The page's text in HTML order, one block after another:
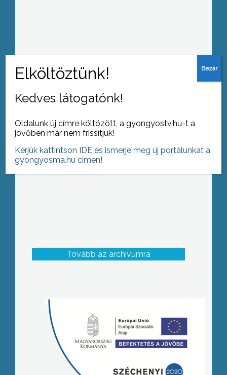
Tizenhat éve működik az Abasári
pontosan ennyi ideje erősíti az abasári
turizmust is
Tovább az archívumra
Kedves látogatónk!
Oldalunk új címre költözött, a gyongyostv.hu-t a
jövőben már nem frissítjük!
Kérjük kattintson IDE és ismerje meg új portálunkat a
gyongyosma.hu címen!